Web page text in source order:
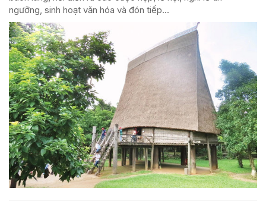
ngưỡng, sinh hoạt văn hóa và đón tiếp...